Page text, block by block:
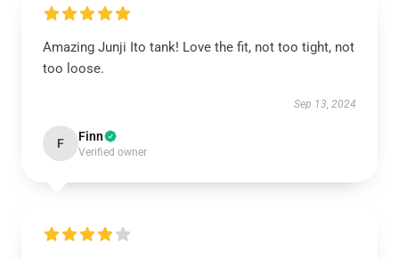
Amazing Junji Ito tank! Love the fit, not too tight, not
too loose.
Sep 13, 2024
F Finn
Verified owner